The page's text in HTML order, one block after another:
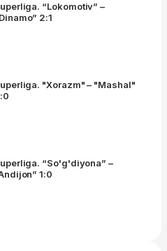
“Lokomotiv” –
2:1
"Xorazm" – "Mashal"
“So'g'diyona” –
1:0